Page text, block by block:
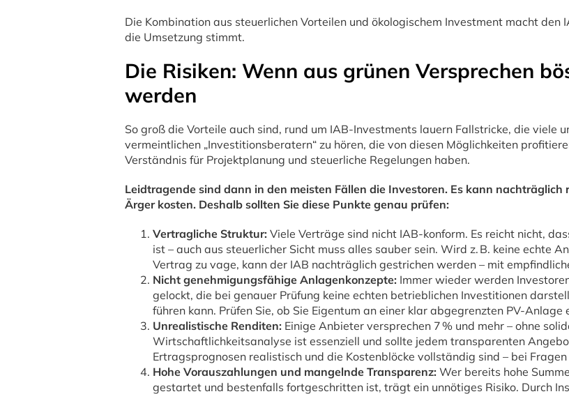
Die Kombination aus steuerlichen Vorteilen und ökologischem Investment macht den
die Umsetzung stimmt.
Die Risiken: Wenn aus grünen Versprechen
werden
So groß die Vorteile auch sind, rund um IAB-Investments lauern Fallstricke, die viele
vermeintlichen „Investitionsberatern“ zu hören, die von diesen Möglichkeiten
Verständnis für Projektplanung und steuerliche Regelungen haben.
Leidtragende sind dann in den meisten Fällen die Investoren. Es kann
Ärger kosten. Deshalb sollten Sie diese Punkte genau prüfen:
Vertragliche Struktur: Viele Verträge sind nicht IAB-konform. Es reicht nicht,
ist – auch aus steuerlicher Sicht muss alles sauber sein. Wird z. B. keine echte
Vertrag zu vage, kann der IAB nachträglich gestrichen werden – mit
Nicht genehmigungsfähige Anlagenkonzepte: Immer wieder werden
gelockt, die bei genauer Prüfung keine echten betrieblichen Investitionen
führen kann. Prüfen Sie, ob Sie Eigentum an einer klar abgegrenzten PV-Anlage
Unrealistische Renditen: Einige Anbieter versprechen 7 % und mehr – ohne
Wirtschaftlichkeitsanalyse ist essenziell und sollte jedem transparenten
Ertragsprognosen realistisch und die Kostenblöcke vollständig sind – bei
Hohe Vorauszahlungen und mangelnde Transparenz: Wer bereits hohe
gestartet und bestenfalls fortgeschritten ist, trägt ein unnötiges Risiko. Durch